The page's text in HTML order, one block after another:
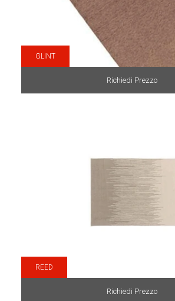
GLINT
Richiedi Prezzo
REED
Richiedi Prezzo